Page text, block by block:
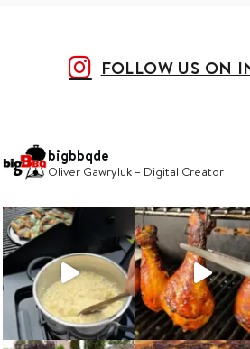
FOLLOW US ON
bigbbqde
Oliver Gawryluk – Digital Creator